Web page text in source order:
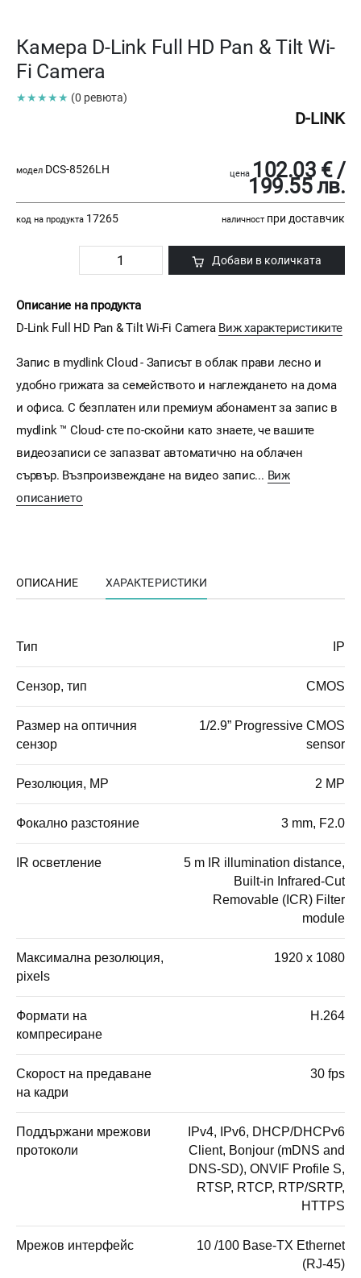
Камера D-Link Full HD Pan & Tilt Wi-
Fi Camera
★★★★★ (0 ревюта)
D-LINK
модел DCS-8526LH цена 102.03 € /
199.55 лв.
код на продукта 17265 наличност при доставчик
Добави в количката
Описание на продукта
D-Link Full HD Pan & Tilt Wi-Fi Camera Виж характеристиките
Запис в mydlink Cloud - Записът в облак прави лесно и
удобно грижата за семейството и наглеждането на дома
и офиса. С безплатен или премиум абонамент за запис в
mydlink ™ Cloud- сте по-скойни като знаете, че вашите
видеозаписи се запазват автоматично на облачен
сървър. Възпроизвеждане на видео запис... Виж
описанието
ОПИСАНИЕ ХАРАКТЕРИСТИКИ
Тип IP
Сензор, тип CMOS
Размер на оптичния
сензор
1/2.9” Progressive CMOS
sensor
Резолюция, MP 2 MP
Фокално разстояние 3 mm, F2.0
IR осветление
5 m IR illumination distance,
Built-in Infrared-Cut
Removable (ICR) Filter
module
Максимална резолюция,
pixels
1920 x 1080
Формати на
компресиране
H.264
Скорост на предаване
на кадри
30 fps
Поддържани мрежови
протоколи
IPv4, IPv6, DHCP/DHCPv6
Client, Bonjour (mDNS and
DNS-SD), ONVIF Profile S,
RTSP, RTCP, RTP/SRTP,
HTTPS
Мрежов интерфейс
10 /100 Base-TX Ethernet
(RJ-45)